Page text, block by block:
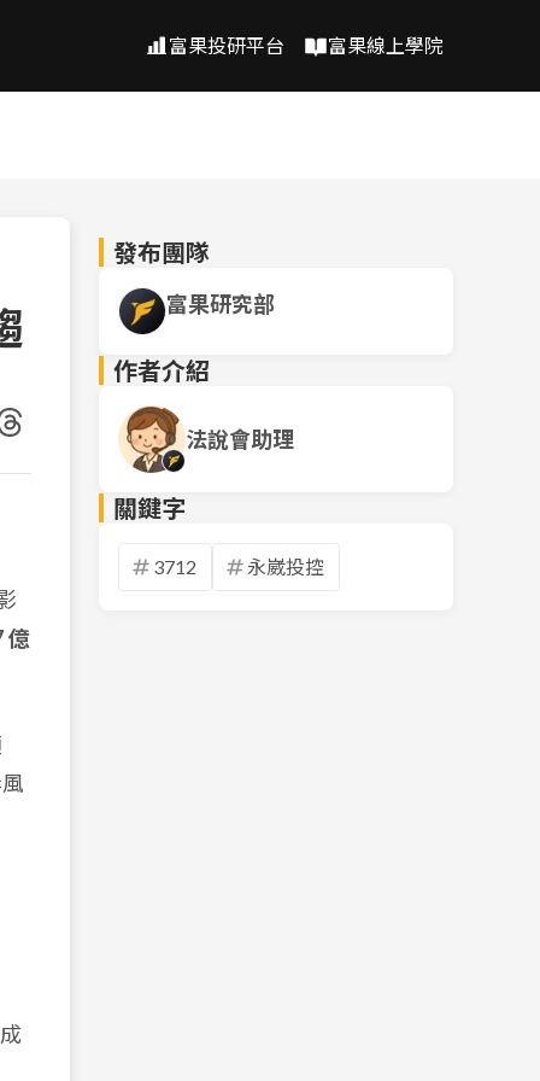
富果投研平台 富果線上學院
億
發布團隊
富果研究部
作者介紹
法說會助理
關鍵字
3712 永崴投控